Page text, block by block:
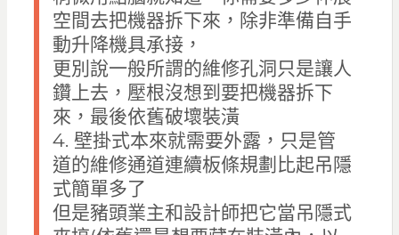
空間去把機器拆下來，除非準備自手
動升降機具承接，
更別說一般所謂的維修孔洞只是讓人
鑽上去，壓根沒想到要把機器拆下
來，最後依舊破壞裝潢
4. 壁掛式本來就需要外露，只是管
道的維修通道連續板條規劃比起吊隱
式簡單多了
但是豬頭業主和設計師把它當吊隱式